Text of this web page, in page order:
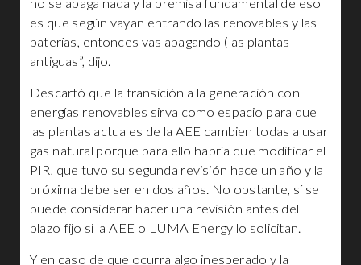
no se apaga nada y la premisa fundamental de eso
es que según vayan entrando las renovables y las
baterías, entonces vas apagando (las plantas
antiguas”, dijo.
Descartó que la transición a la generación con
energías renovables sirva como espacio para que
las plantas actuales de la AEE cambien todas a usar
gas natural porque para ello habría que modificar el
PIR, que tuvo su segunda revisión hace un año y la
próxima debe ser en dos años. No obstante, sí se
puede considerar hacer una revisión antes del
plazo fijo si la AEE o LUMA Energy lo solicitan.
Y en caso de que ocurra algo inesperado y la